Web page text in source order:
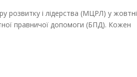
розвитку і лідерства (МЦРЛ) у жовтні
правничої допомоги (БПД). Кожен